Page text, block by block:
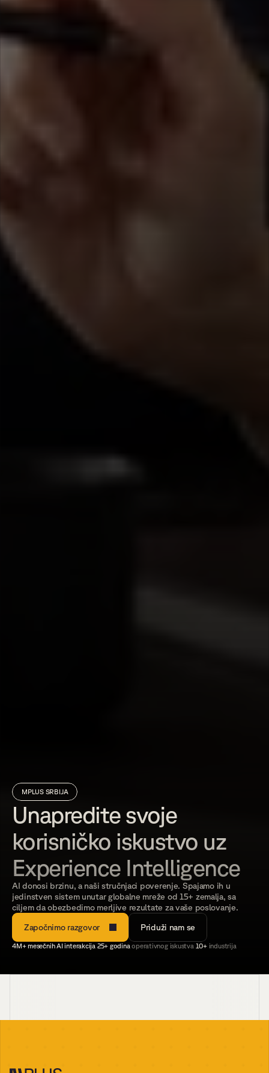
MPLUS SRBIJA
Unapredite svoje
korisničko iskustvo uz
Experience Intelligence
AI donosi brzinu, a naši stručnjaci poverenje. Spajamo ih u
jedinstven sistem unutar globalne mreže od 15+ zemalja, sa
ciljem da obezbedimo merljive rezultate za vaše poslovanje.
Započnimo razgovor Priduži nam se
4M+ mesečnih AI interakcija 25+ godina operativnog iskustva 10+ industrija